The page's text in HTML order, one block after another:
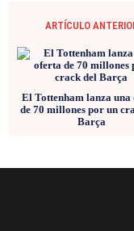
ARTÍCULO
El Tottenham lanza una
de 70 millones por un
Barça